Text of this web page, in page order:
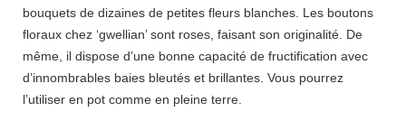
bouquets de dizaines de petites fleurs blanches. Les boutons
floraux chez ‘gwellian’ sont roses, faisant son originalité. De
même, il dispose d’une bonne capacité de fructification avec
d’innombrables baies bleutés et brillantes. Vous pourrez
l’utiliser en pot comme en pleine terre.